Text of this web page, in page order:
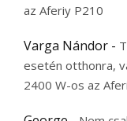
az Aferiy P210
Varga Nándor -
esetén otthonra,
2400 W-os az